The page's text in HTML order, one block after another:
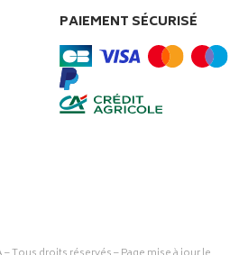
PAIEMENT SÉCURISÉ